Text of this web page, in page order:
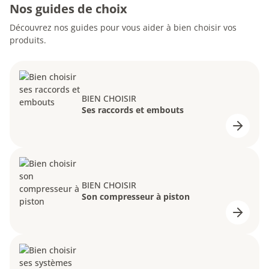
Nos guides de choix
Découvrez nos guides pour vous aider à bien choisir vos
produits.
BIEN CHOISIR
Ses raccords et embouts
BIEN CHOISIR
Son compresseur à piston